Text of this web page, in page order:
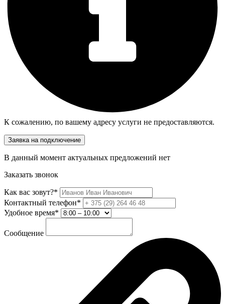
К сожалению, по вашему адресу услуги не предоставляются.
Заявка на подключение
В данный момент актуальных предложений нет
Заказать звонок
Как вас зовут?*
Контактный телефон*
Удобное время*
Сообщение